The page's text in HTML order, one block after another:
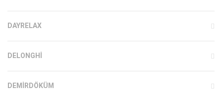
DAYRELAX
DELONGHI
DEMIRDÖKÜM